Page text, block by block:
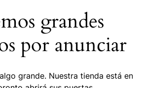
grandes
por anunciar
grande. Nuestra tienda está en